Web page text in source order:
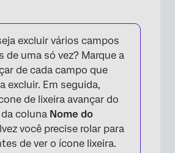
excluir vários campos
de uma só vez? Marque a
de cada campo que
excluir. Em seguida,
de lixeira avançar do
coluna Nome do
você precise rolar para
de ver o ícone lixeira.